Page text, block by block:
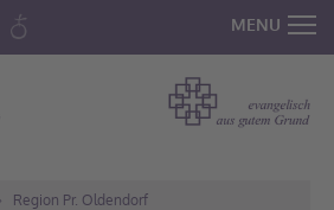
MENU
Region Pr. Oldendorf